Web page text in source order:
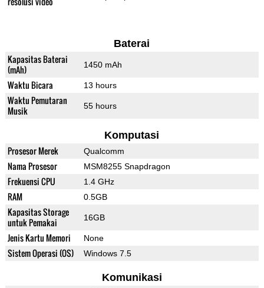
Baterai
Kapasitas Baterai
(mAh)
1450 mAh
Waktu Bicara 13 hours
Waktu Pemutaran
Musik
55 hours
Komputasi
Prosesor Merek Qualcomm
Nama Prosesor MSM8255 Snapdragon
Frekuensi CPU 1.4 GHz
RAM 0.5GB
Kapasitas Storage
untuk Pemakai
16GB
Jenis Kartu Memori None
Sistem Operasi (OS) Windows 7.5
Komunikasi